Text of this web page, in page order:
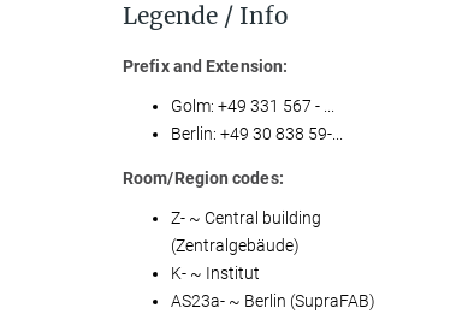
Legende / Info
Prefix and Extension:
Golm: +49 331 567 - ...
Berlin: +49 30 838 59-...
Room/Region codes:
Z- ~ Central building
(Zentralgebäude)
K- ~ Institut
AS23a- ~ Berlin (SupraFAB)